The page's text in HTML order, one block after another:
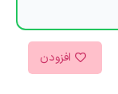
افزودن